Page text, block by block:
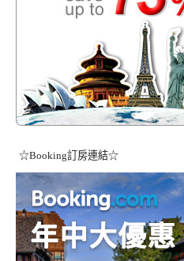
☆Booking訂房連結☆